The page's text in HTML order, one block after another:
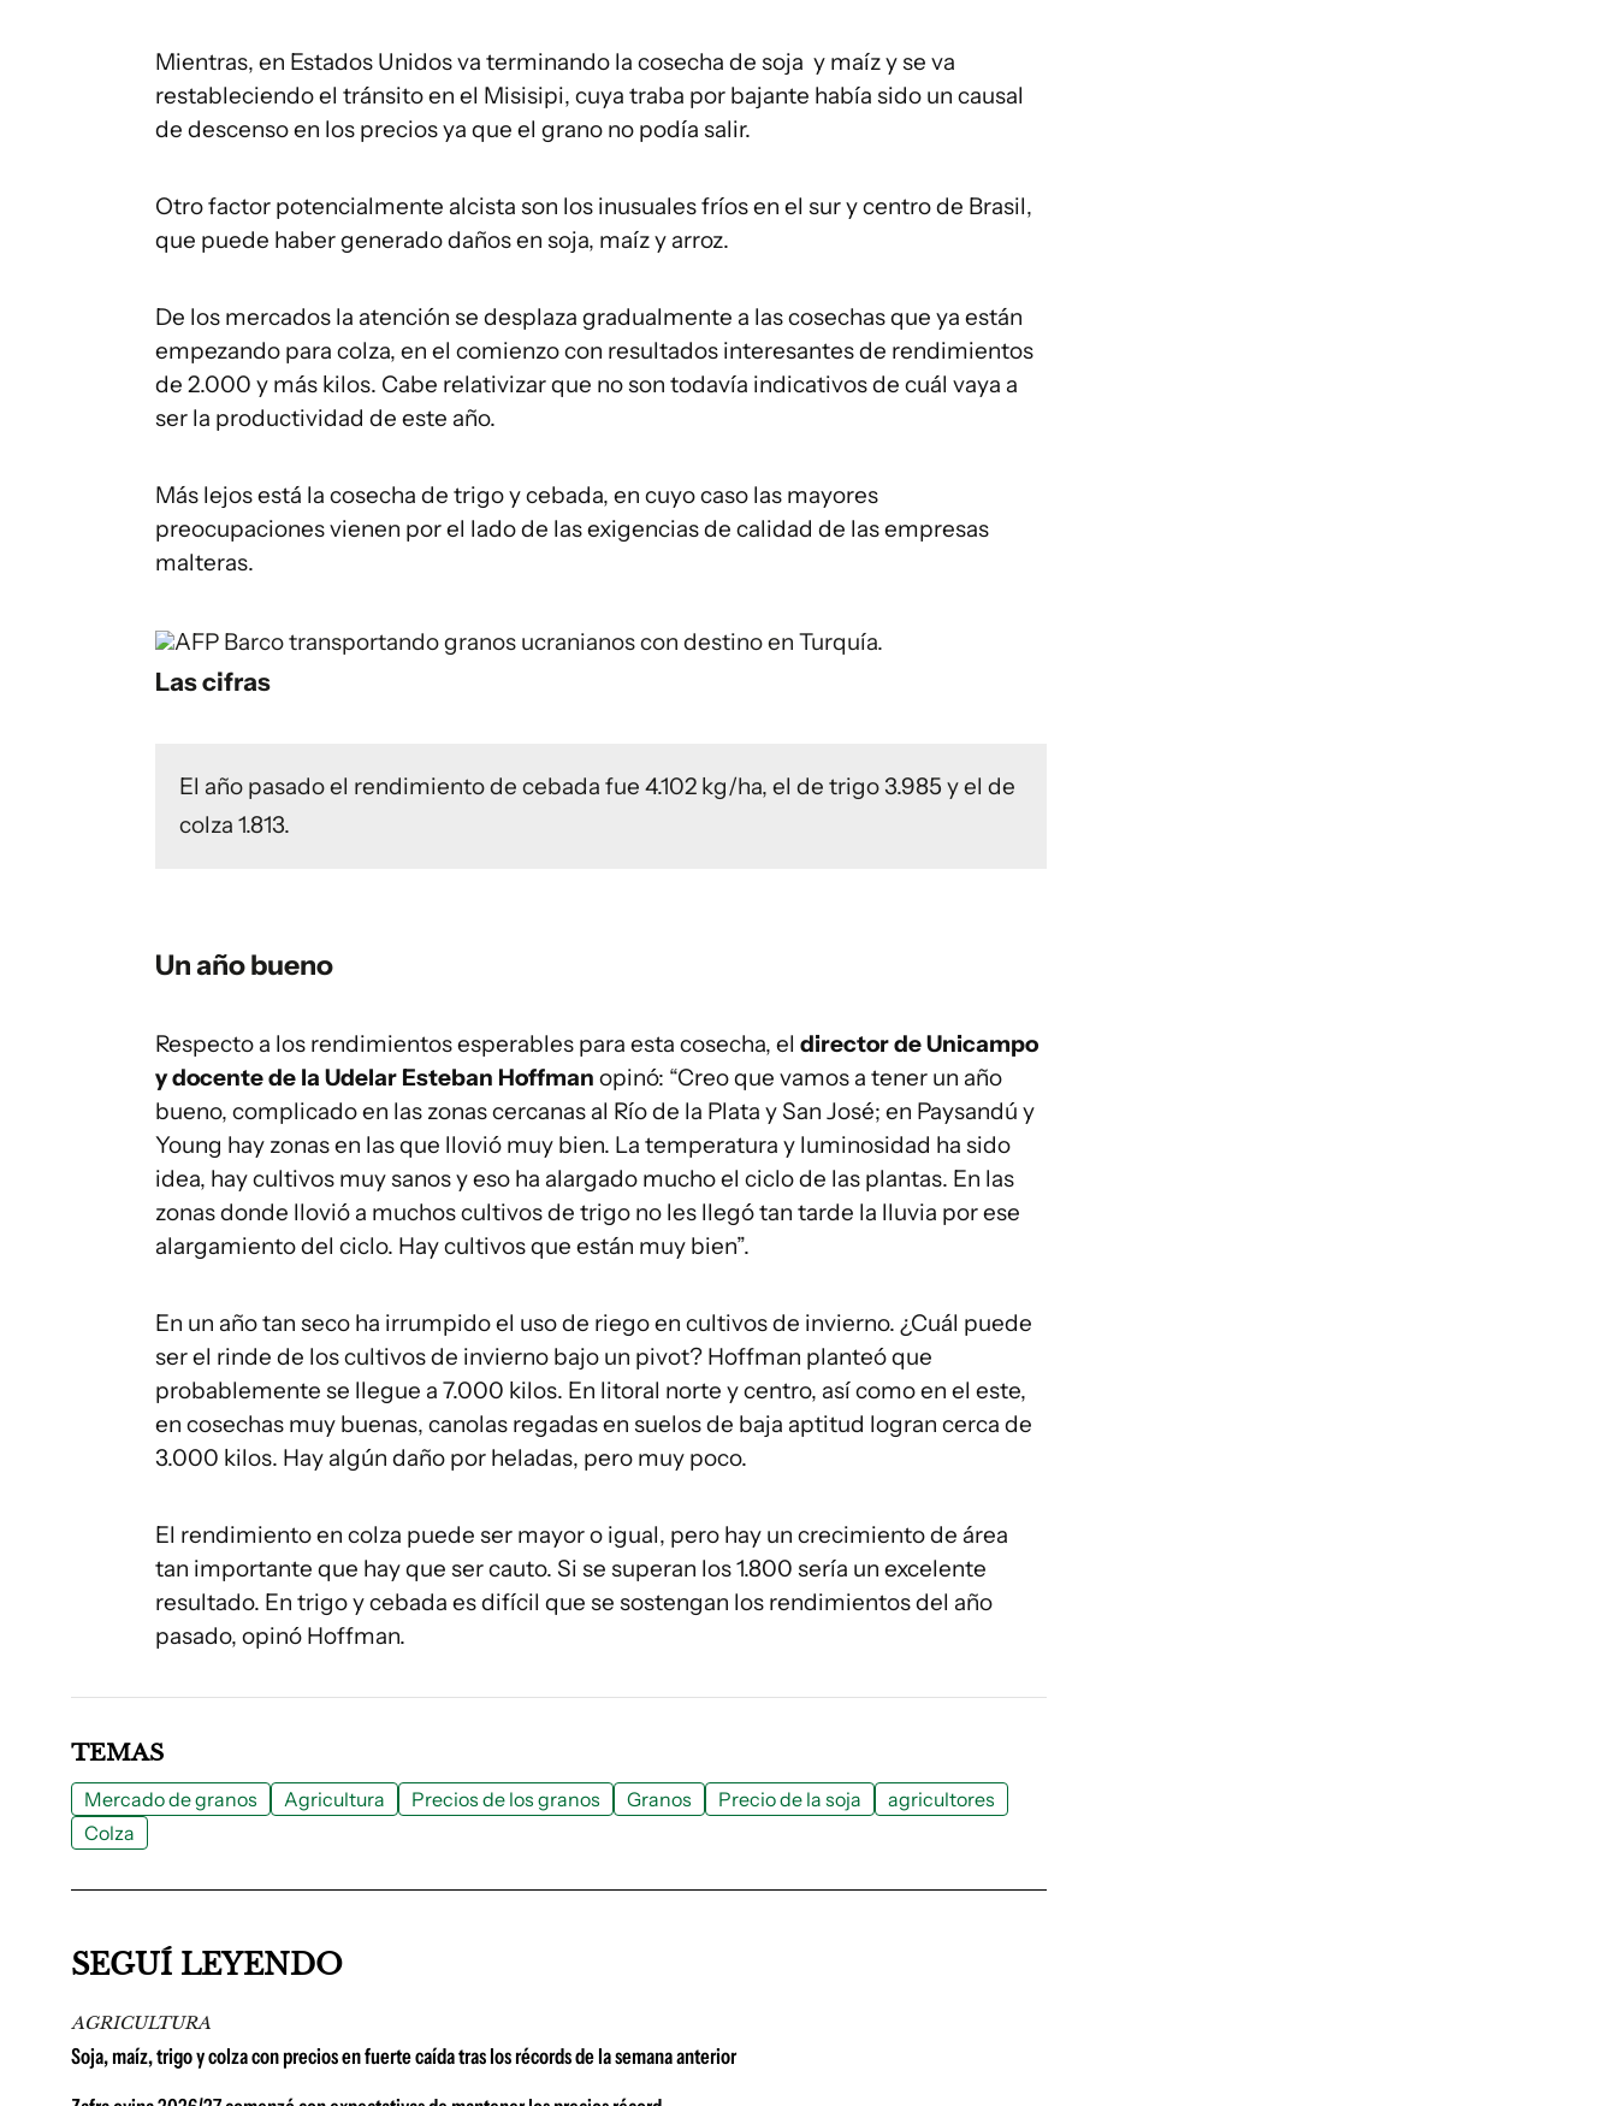
Mientras, en Estados Unidos va terminando la cosecha de soja y maíz y se va
restableciendo el tránsito en el Misisipi, cuya traba por bajante había sido un causal
de descenso en los precios ya que el grano no podía salir.
Otro factor potencialmente alcista son los inusuales fríos en el sur y centro de Brasil,
que puede haber generado daños en soja, maíz y arroz.
De los mercados la atención se desplaza gradualmente a las cosechas que ya están
empezando para colza, en el comienzo con resultados interesantes de rendimientos
de 2.000 y más kilos. Cabe relativizar que no son todavía indicativos de cuál vaya a
ser la productividad de este año.
Más lejos está la cosecha de trigo y cebada, en cuyo caso las mayores
preocupaciones vienen por el lado de las exigencias de calidad de las empresas
malteras.
AFP Barco transportando granos ucranianos con destino en Turquía.
Las cifras
El año pasado el rendimiento de cebada fue 4.102 kg/ha, el de trigo 3.985 y el de
colza 1.813.
Un año bueno
Respecto a los rendimientos esperables para esta cosecha, el director de Unicampo
y docente de la Udelar Esteban Hoffman opinó: “Creo que vamos a tener un año
bueno, complicado en las zonas cercanas al Río de la Plata y San José; en Paysandú y
Young hay zonas en las que llovió muy bien. La temperatura y luminosidad ha sido
idea, hay cultivos muy sanos y eso ha alargado mucho el ciclo de las plantas. En las
zonas donde llovió a muchos cultivos de trigo no les llegó tan tarde la lluvia por ese
alargamiento del ciclo. Hay cultivos que están muy bien”.
En un año tan seco ha irrumpido el uso de riego en cultivos de invierno. ¿Cuál puede
ser el rinde de los cultivos de invierno bajo un pivot? Hoffman planteó que
probablemente se llegue a 7.000 kilos. En litoral norte y centro, así como en el este,
en cosechas muy buenas, canolas regadas en suelos de baja aptitud logran cerca de
3.000 kilos. Hay algún daño por heladas, pero muy poco.
El rendimiento en colza puede ser mayor o igual, pero hay un crecimiento de área
tan importante que hay que ser cauto. Si se superan los 1.800 sería un excelente
resultado. En trigo y cebada es difícil que se sostengan los rendimientos del año
pasado, opinó Hoffman.
TEMAS
Mercado de granos Agricultura Precios de los granos Granos Precio de la soja
agricultores
Colza
SEGUÍ LEYENDO
AGRICULTURA
Soja, maíz, trigo y colza con precios en fuerte caída tras los récords de la semana anterior